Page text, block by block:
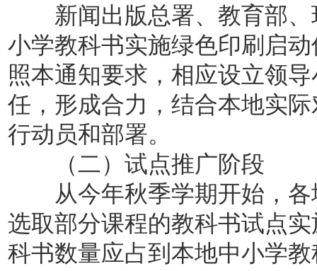
新闻出版总署、教育部、
小学教科书实施绿色印刷启
照本通知要求，相应设立领
任，形成合力，结合本地实
行动员和部署。
（二）试点推广阶段
从今年秋季学期开始，各
选取部分课程的教科书试点
科书数量应占到本地中小学